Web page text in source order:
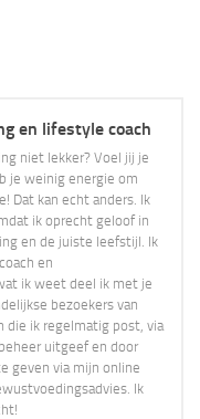
en lifestyle coach
niet lekker? Voel jij je
je weinig energie om
Dat kan echt anders. Ik
ik oprecht geloof in
en de juiste leefstijl. Ik
en
ik weet deel ik met je
bezoekers van
die ik regelmatig post, via
uitgeef en door
geven via mijn online
Ik